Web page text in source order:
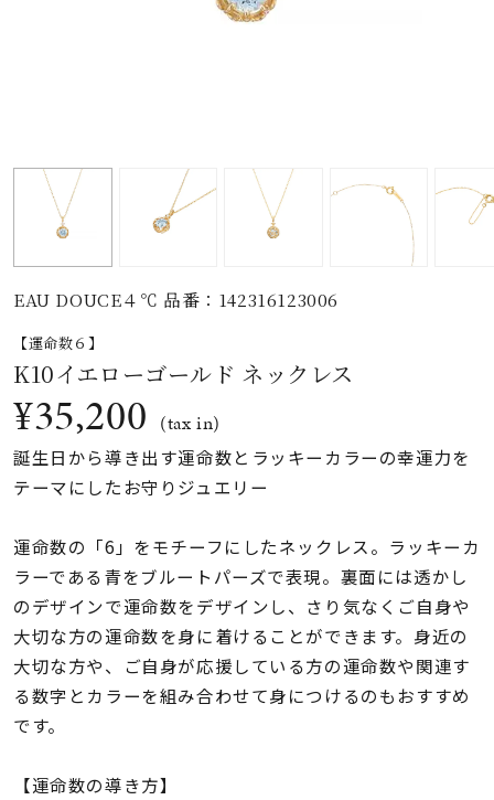
誕生石
モチーフ
石の色
ファッションテイス
ト
着用シーン
コレクション
レディース
リングサイズ
～
メンズ
EAU DOUCE４℃ 品番：142316123006
【運命数６】
K10イエローゴールド ネックレス
¥35,200 (tax in)
誕生日から導き出す運命数とラッキーカラーの幸運力を
テーマにしたお守りジュエリー
運命数の「6」をモチーフにしたネックレス。ラッキーカ
ラーである青をブルートパーズで表現。裏面には透かし
のデザインで運命数をデザインし、さり気なくご自身や
大切な方の運命数を身に着けることができます。身近の
大切な方や、ご自身が応援している方の運命数や関連す
る数字とカラーを組み合わせて身につけるのもおすすめ
です。
【運命数の導き方】